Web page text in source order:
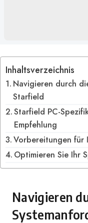
Inhaltsverzeichnis
Navigieren durch
Starfield
Starfield PC-
Empfehlung
Vorbereitungen für
Optimieren Sie Ihr
Navigieren